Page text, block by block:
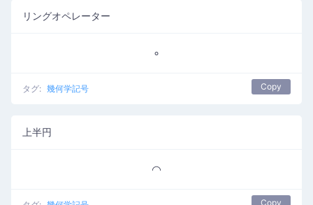
リングオペレーター
∘
タグ: 幾何学記号 Copy
上半円
◠
Copy